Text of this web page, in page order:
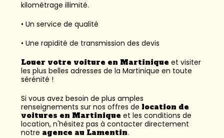
kilométrage illimité.
• Un service de qualité
• Une rapidité de transmission des devis
Louer votre voiture en Martinique et visiter
les plus belles adresses de la Martinique en toute
sérénité !
Si vous avez besoin de plus amples
renseignements sur nos offres de location de
voitures en Martinique et les conditions de
location, n'hésitez pas à contacter directement
notre agence au Lamentin.